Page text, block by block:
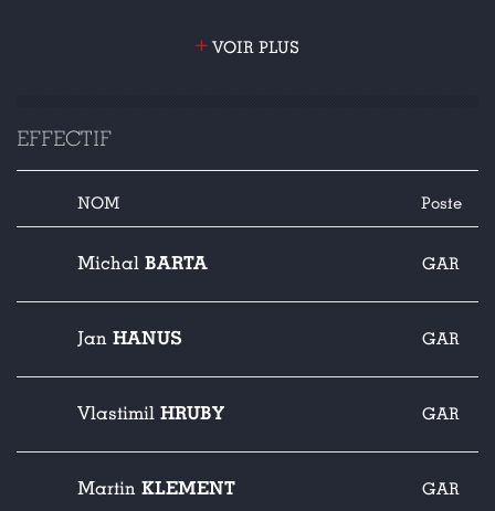
+ VOIR PLUS
EFFECTIF
NOM Poste
Michal BARTA GAR
Jan HANUS GAR
Vlastimil HRUBY GAR
Martin KLEMENT GAR